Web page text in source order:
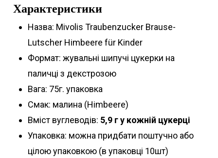
Характеристики
Назва: Mivolis Traubenzucker Brause-
Lutscher Himbeere für Kinder
Формат: жувальні шипучі цукерки на
паличці з декстрозою
Вага: 75г. упаковка
Смак: малина (Himbeere)
Вміст вуглеводів: 5,9 г у кожній цукерці
Упаковка: можна придбати поштучно або
цілою упаковкою (в упаковці 10шт)